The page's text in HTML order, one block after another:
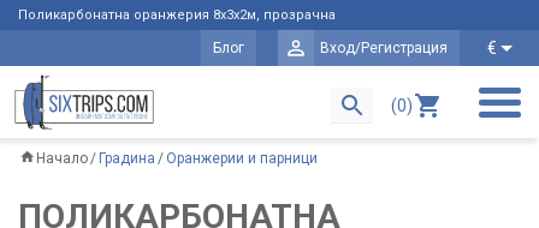
Поликарбонатна оранжерия 8х3х2м, прозрачна
Блог Вход/Регистрация €
(0)
Начало Градина Оранжерии и парници
ПОЛИКАРБОНАТНА